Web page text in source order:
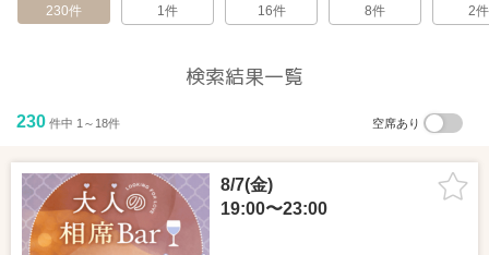
230件
1件
16件
8件
2件
検索結果一覧
230 件中 1～18件 空席あり
8/7(金)
19:00〜23:00